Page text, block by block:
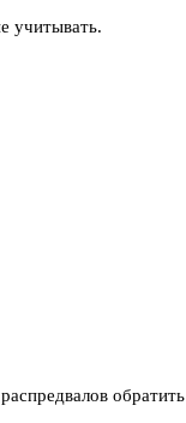
учитывать.
обратить